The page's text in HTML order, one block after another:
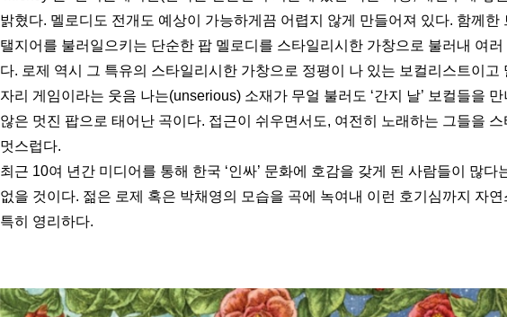
밝혔다. 멜로디도 전개도 예상이 가능하게끔 어렵지 않게 만들어져 있다. 함께한
탤지어를 불러일으키는 단순한 팝 멜로디를 스타일리시한 가창으로 불러내 여
다. 로제 역시 그 특유의 스타일리시한 가창으로 정평이 나 있는 보컬리스트이고
자리 게임이라는 웃음 나는(unserious) 소재가 무얼 불러도 ‘간지 날’ 보컬들을 만
않은 멋진 팝으로 태어난 곡이다. 접근이 쉬우면서도, 여전히 노래하는 그들을
멋스럽다.
최근 10여 년간 미디어를 통해 한국 ‘인싸’ 문화에 호감을 갖게 된 사람들이 많다
없을 것이다. 젊은 로제 혹은 박채영의 모습을 곡에 녹여내 이런 호기심까지 자연
특히 영리하다.